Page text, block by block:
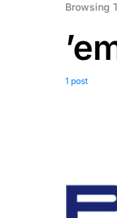
Browsing
1 post